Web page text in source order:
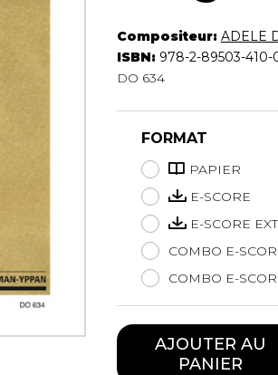
Luth
Mandoline
Orgue
Saxophone
Trombone
Trompette
Tuba
Ukulélé
Violon
Violoncelle
Compositeur: ADELE
ISBN: 978-2-89503-410-
DO 634
FORMAT
PAPIER
E-SCORE
E-SCORE
COMBO E-
COMBO E-
AJOUTER AU
PANIER